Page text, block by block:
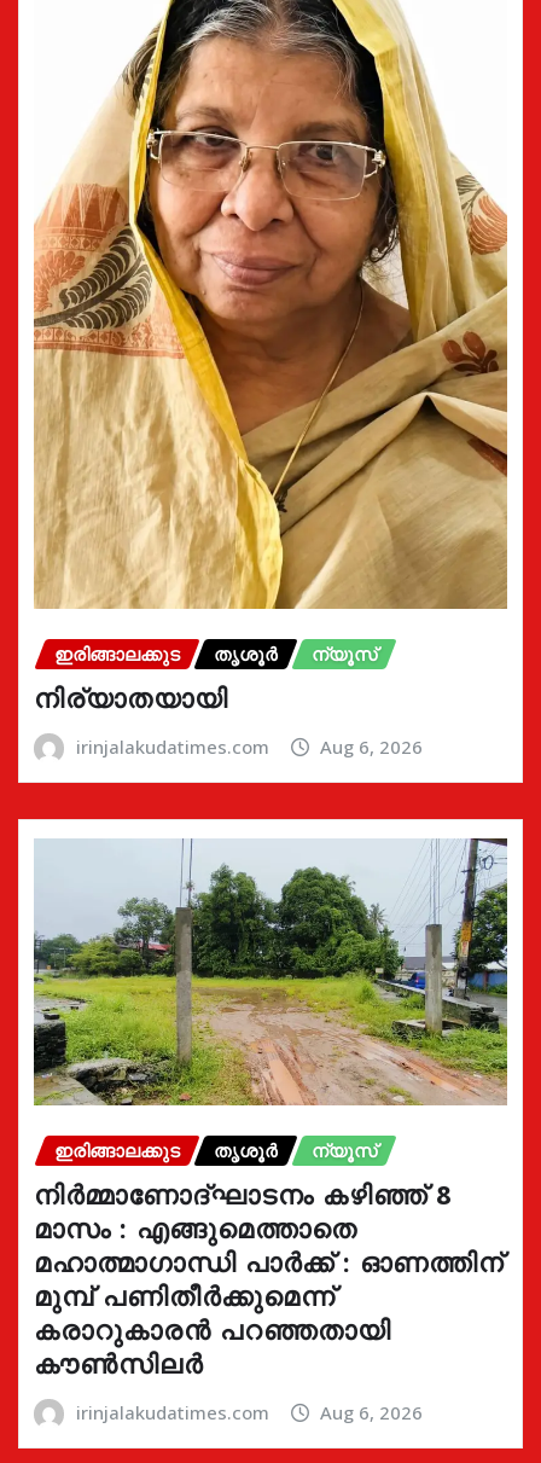
ഇരിങ്ങാലക്കുട തൃശൂർ ന്യൂസ്
നിര്യാതയായി
irinjalakudatimes.com Aug 6, 2026
ഇരിങ്ങാലക്കുട തൃശൂർ ന്യൂസ്
നിർമ്മാണോദ്ഘാടനം കഴിഞ്ഞ് 8
മാസം : എങ്ങുമെത്താതെ
മഹാത്മാഗാന്ധി പാർക്ക് : ഓണത്തിന്
മുമ്പ് പണിതീർക്കുമെന്ന്
കരാറുകാരൻ പറഞ്ഞതായി
കൗൺസിലർ
irinjalakudatimes.com Aug 6, 2026